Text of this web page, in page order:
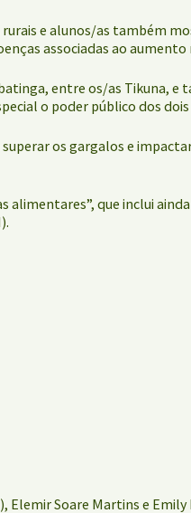
e alunos/as também
associadas ao aumento
entre os/as Tikuna,
o poder público dos
os gargalos e
que inclui
Elemir Soare Martins e Emily